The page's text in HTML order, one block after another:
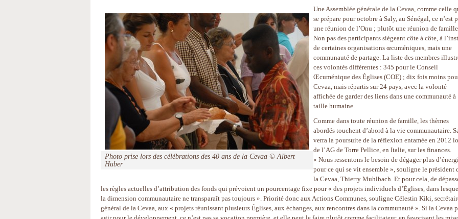
Photo prise lors des célébrations des 40 ans de la Cevaa © Albert
Huber
Une Assemblée générale de la Cevaa, comme celle
se prépare pour octobre à Saly, au Sénégal, ce n’est
une réunion de l’Onu ; plutôt une réunion de
Non pas des participants siégeant côte à côte, à
de certaines organisations œcuméniques, mais une
communauté de partage. La liste des membres
ces volontés différentes : 345 pour le Conseil
Œcuménique des Églises (COE) ; dix fois moins
Cevaa, mais répartis sur 24 pays, avec la volonté
affichée de garder des liens dans une communauté à
taille humaine.
Comme dans toute réunion de famille, les thèmes
abordés touchent d’abord à la vie communautaire.
verra la poursuite de la réflexion entamée en 2012
de l’AG de Torre Pellice, en Italie, sur les finances.
« Nous ressentons le besoin de dégager plus
pour ce qui se vit ensemble », souligne le président
la Cevaa, Thierry Muhlbach. Et pour cela, de
les règles actuelles d’attribution des fonds qui prévoient un pourcentage fixe pour « des projets individuels d’Églises, dans
la dimension communautaire ne transparaît pas toujours ». Priorité donc aux Actions Communes, souligne Célestin Kiki,
général de la Cevaa, aux « projets réunissant plusieurs Églises, aux échanges, aux rencontres dans la communauté ». Si la Cevaa